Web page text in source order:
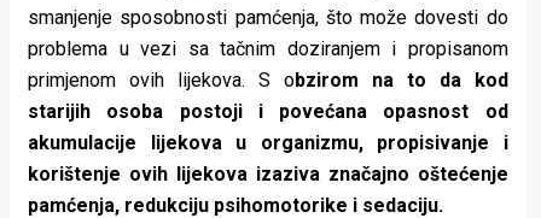
smanjenje sposobnosti pamćenja, što može dovesti do
problema u vezi sa tačnim doziranjem i propisanom
primjenom ovih lijekova. S obzirom na to da kod
starijih osoba postoji i povećana opasnost od
akumulacije lijekova u organizmu, propisivanje i
korištenje ovih lijekova izaziva značajno oštećenje
pamćenja, redukciju psihomotorike i sedaciju.